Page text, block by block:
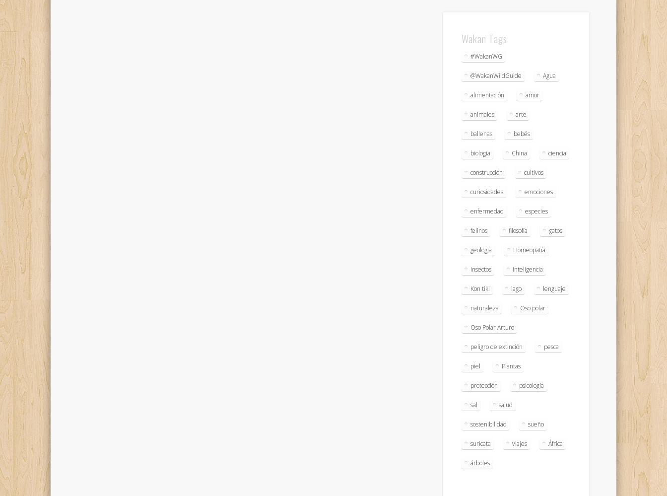
Wakan Tags
#WakanWG
@WakanWildGuide Agua
alimentación amor
animales arte
ballenas bebés
biologia China ciencia
construcción cultivos
curiosidades emociones
enfermedad especies
felinos filosofía gatos
geologia Homeopatía
insectos inteligencia
Kon tiki lago lenguaje
naturaleza Oso polar
Oso Polar Arturo
peligro de extinción pesca
piel Plantas
protección psicología
sal salud
sostenibilidad sueño
suricata viajes África
árboles